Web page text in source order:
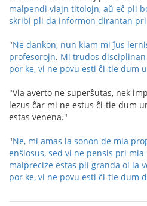
malpendi viajn titolojn, aŭ eĉ pli
skribi pli da informon dirantan
"Ne dankon, nun kiam mi ĵus
profesorojn. Mi trudos
por ke, vi ne povu esti ĉi-tie dum
"Via averto ne superŝutas, nek
lezus ĉar mi ne estus ĉi-tie dum
estas venena."
"Ne, mi amas la sonon de mia
enŝlosus, sed vi ne pensis pri
malprecize estas pli granda ol la
por ke, vi ne povu esti ĉi-tie dum